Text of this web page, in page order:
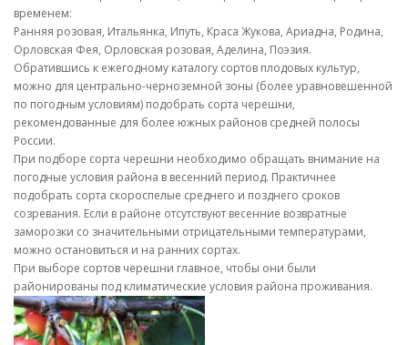
временем:
Ранняя розовая, Итальянка, Ипуть, Краса Жукова, Ариадна, Родина,
Орловская Фея, Орловская розовая, Аделина, Поэзия.
Обратившись к ежегодному каталогу сортов плодовых культур,
можно для центрально-черноземной зоны (более уравновешенной
по погодным условиям) подобрать сорта черешни,
рекомендованные для более южных районов средней полосы
России.
При подборе сорта черешни необходимо обращать внимание на
погодные условия района в весенний период. Практичнее
подобрать сорта скороспелые среднего и позднего сроков
созревания. Если в районе отсутствуют весенние возвратные
заморозки со значительными отрицательными температурами,
можно остановиться и на ранних сортах.
При выборе сортов черешни главное, чтобы они были
районированы под климатические условия района проживания.